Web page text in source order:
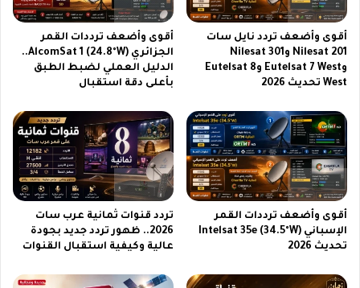
ي
ة
ع
ا
ق
ة
د
و
م
ل
ا
ع
ل
ل
ح
ي
ث
ق
ل
ب
ا
م
أقوى وأضعف تردد نايل سات
Nilesat 201 وNilesat 301
وEutelsat 7 West وEutelsat 8
West تحديث 2026
أقوى وأضعف ترددات القمر
الجزائري AlcomSat 1 (24.8°W)..
الدليل العملي لضبط الطبق
بأعلى دقة استقبال
أقوى وأضعف ترددات القمر
الإسباني Intelsat 35e (34.5°W)
تحديث 2026
تردد قنوات ثمانية عرب سات
2026.. ظهور تردد جديد بجودة
عالية وكيفية استقبال القنوات